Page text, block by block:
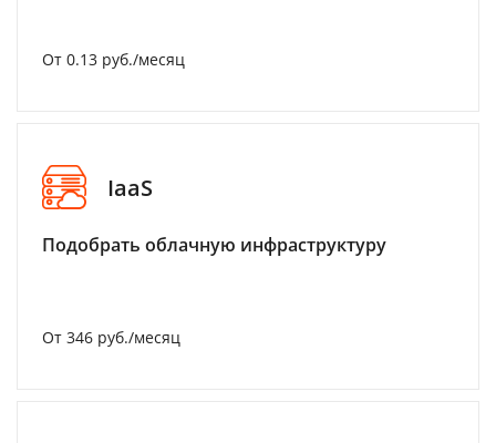
От 0.13 руб./месяц
IaaS
Подобрать облачную инфраструктуру
От 346 руб./месяц